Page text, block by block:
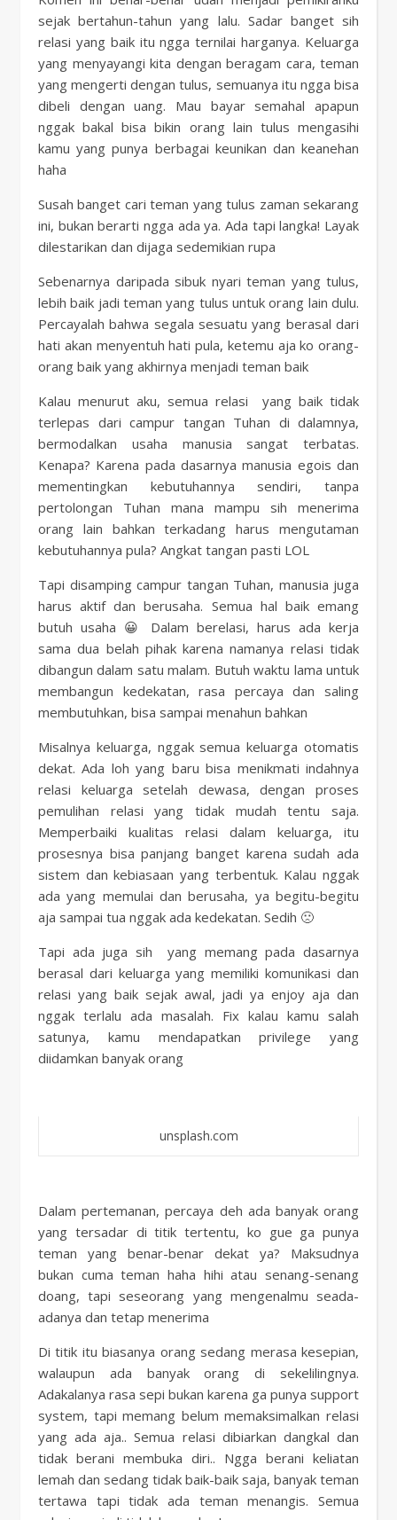
sejak bertahun-tahun yang lalu. Sadar banget sih
relasi yang baik itu ngga ternilai harganya. Keluarga
yang menyayangi kita dengan beragam cara, teman
yang mengerti dengan tulus, semuanya itu ngga bisa
dibeli dengan uang. Mau bayar semahal apapun
nggak bakal bisa bikin orang lain tulus mengasihi
kamu yang punya berbagai keunikan dan keanehan
haha
Susah banget cari teman yang tulus zaman sekarang
ini, bukan berarti ngga ada ya. Ada tapi langka! Layak
dilestarikan dan dijaga sedemikian rupa
Sebenarnya daripada sibuk nyari teman yang tulus,
lebih baik jadi teman yang tulus untuk orang lain dulu.
Percayalah bahwa segala sesuatu yang berasal dari
hati akan menyentuh hati pula, ketemu aja ko orang-
orang baik yang akhirnya menjadi teman baik
Kalau menurut aku, semua relasi yang baik tidak
terlepas dari campur tangan Tuhan di dalamnya,
bermodalkan usaha manusia sangat terbatas.
Kenapa? Karena pada dasarnya manusia egois dan
mementingkan kebutuhannya sendiri, tanpa
pertolongan Tuhan mana mampu sih menerima
orang lain bahkan terkadang harus mengutaman
kebutuhannya pula? Angkat tangan pasti LOL
Tapi disamping campur tangan Tuhan, manusia juga
harus aktif dan berusaha. Semua hal baik emang
butuh usaha 😀 Dalam berelasi, harus ada kerja
sama dua belah pihak karena namanya relasi tidak
dibangun dalam satu malam. Butuh waktu lama untuk
membangun kedekatan, rasa percaya dan saling
membutuhkan, bisa sampai menahun bahkan
Misalnya keluarga, nggak semua keluarga otomatis
dekat. Ada loh yang baru bisa menikmati indahnya
relasi keluarga setelah dewasa, dengan proses
pemulihan relasi yang tidak mudah tentu saja.
Memperbaiki kualitas relasi dalam keluarga, itu
prosesnya bisa panjang banget karena sudah ada
sistem dan kebiasaan yang terbentuk. Kalau nggak
ada yang memulai dan berusaha, ya begitu-begitu
aja sampai tua nggak ada kedekatan. Sedih 🙁
Tapi ada juga sih yang memang pada dasarnya
berasal dari keluarga yang memiliki komunikasi dan
relasi yang baik sejak awal, jadi ya enjoy aja dan
nggak terlalu ada masalah. Fix kalau kamu salah
satunya, kamu mendapatkan privilege yang
diidamkan banyak orang
unsplash.com
Dalam pertemanan, percaya deh ada banyak orang
yang tersadar di titik tertentu, ko gue ga punya
teman yang benar-benar dekat ya? Maksudnya
bukan cuma teman haha hihi atau senang-senang
doang, tapi seseorang yang mengenalmu seada-
adanya dan tetap menerima
Di titik itu biasanya orang sedang merasa kesepian,
walaupun ada banyak orang di sekelilingnya.
Adakalanya rasa sepi bukan karena ga punya support
system, tapi memang belum memaksimalkan relasi
yang ada aja.. Semua relasi dibiarkan dangkal dan
tidak berani membuka diri.. Ngga berani keliatan
lemah dan sedang tidak baik-baik saja, banyak teman
tertawa tapi tidak ada teman menangis. Semua